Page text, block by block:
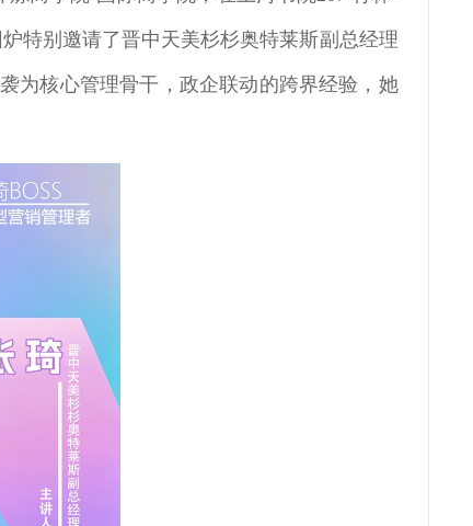
特别邀请了晋中天美杉杉奥特莱斯副总经理
为核心管理骨干，政企联动的跨界经验，她